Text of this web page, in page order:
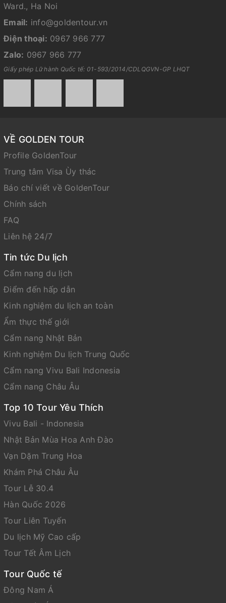
Ward., Ha Noi
Email: info@goldentour.vn
Điện thoại: 0967 966 777
Zalo: 0967 966 777
Giấy phép Lữ hành Quốc tế: 01-593/2014/CDLQGVN-GP LHQT
VỀ GOLDEN TOUR
Profile GoldenTour
Trung tâm Visa Ùy thác
Báo chí viết về GoldenTour
Chính sách
FAQ
Liên hệ 24/7
Tin tức Du lịch
Cẩm nang du lịch
Điểm đến hấp dẫn
Kinh nghiệm du lịch an toàn
Ẩm thực thế giới
Cẩm nang Nhật Bản
Kinh nghiệm Du lịch Trung Quốc
Cẩm nang Vivu Bali Indonesia
Cẩm nang Châu Âu
Top 10 Tour Yêu Thích
Vivu Bali - Indonesia
Nhật Bản Mùa Hoa Anh Đào
Vạn Dặm Trung Hoa
Khám Phá Châu Âu
Tour Lễ 30.4
Hàn Quốc 2026
Tour Liên Tuyến
Du lịch Mỹ Cao cấp
Tour Tết Âm Lịch
Tour Quốc tế
Đông Nam Á